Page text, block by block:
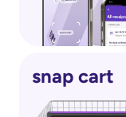
snap cart